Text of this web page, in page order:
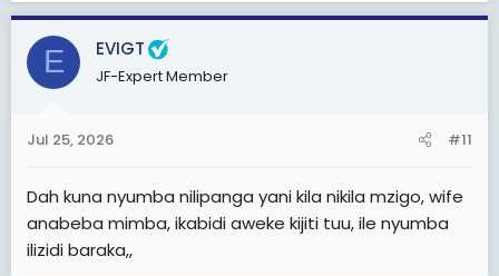
a
c
i
s
E EVIGT
JF-Expert Member
Jul 25, 2026 #11
Dah kuna nyumba nilipanga yani kila nikila mzigo, wife
anabeba mimba, ikabidi aweke kijiti tuu, ile nyumba
ilizidi baraka,,